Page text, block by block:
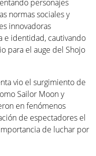
personajes
normas sociales y
innovadoras
e identidad, cautivando
para el auge del Shojo
vio el surgimiento de
Sailor Moon y
en fenómenos
de espectadores el
de luchar por